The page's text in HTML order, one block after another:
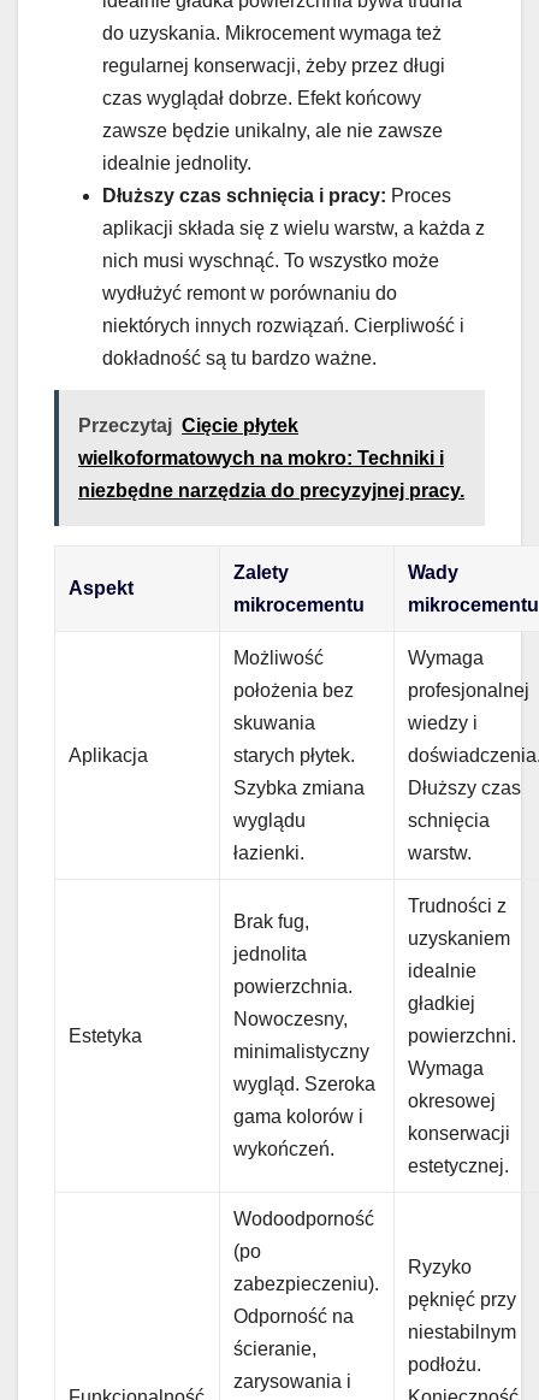
do uzyskania. Mikrocement wymaga też
regularnej konserwacji, żeby przez długi
czas wyglądał dobrze. Efekt końcowy
zawsze będzie unikalny, ale nie zawsze
idealnie jednolity.
Dłuższy czas schnięcia i pracy: Proces
aplikacji składa się z wielu warstw, a każda z
nich musi wyschnąć. To wszystko może
wydłużyć remont w porównaniu do
niektórych innych rozwiązań. Cierpliwość i
dokładność są tu bardzo ważne.
Przeczytaj Cięcie płytek
wielkoformatowych na mokro: Techniki i
niezbędne narzędzia do precyzyjnej pracy.
Aspekt
Zalety
mikrocementu
Wady
mikrocementu
Aplikacja
Możliwość
położenia bez
skuwania
starych płytek.
Szybka zmiana
wyglądu
łazienki.
Wymaga
profesjonalnej
wiedzy i
Dłuższy czas
schnięcia
warstw.
Estetyka
Brak fug,
jednolita
powierzchnia.
Nowoczesny,
minimalistyczny
wygląd. Szeroka
gama kolorów i
wykończeń.
Trudności z
uzyskaniem
idealnie
gładkiej
powierzchni.
Wymaga
okresowej
konserwacji
estetycznej.
Wodoodporność
(po
zabezpieczeniu).
Odporność na
ścieranie,
zarysowania i
Ryzyko
pęknięć przy
niestabilnym
podłożu.